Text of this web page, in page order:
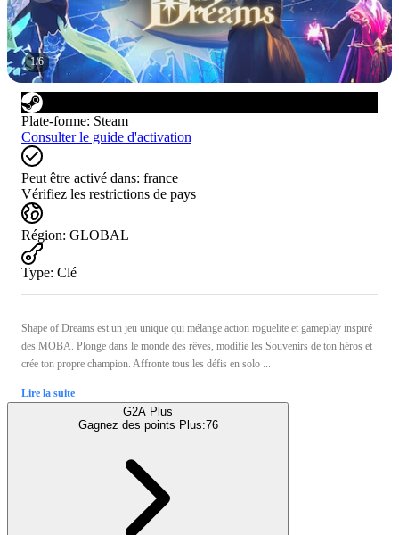
1/6
Plate-forme: Steam
Consulter le guide d'activation
Peut être activé dans: france
Vérifiez les restrictions de pays
Région: GLOBAL
Type: Clé
Shape of Dreams est un jeu unique qui mélange action roguelite et gameplay inspiré
des MOBA. Plonge dans le monde des rêves, modifie les Souvenirs de ton héros et
crée ton propre champion. Affronte tous les défis en solo ...
Lire la suite
G2A Plus
Gagnez des points Plus:76